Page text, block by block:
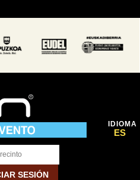
IDIOMA
ES
SESIÓN